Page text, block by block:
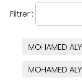
Filtrer :
MOHAMED ALY
MOHAMED ALY